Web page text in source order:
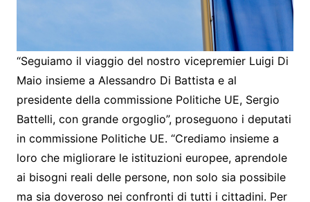
“Seguiamo il viaggio del nostro vicepremier Luigi Di
Maio insieme a Alessandro Di Battista e al
presidente della commissione Politiche UE, Sergio
Battelli, con grande orgoglio”, proseguono i deputati
in commissione Politiche UE. “Crediamo insieme a
loro che migliorare le istituzioni europee, aprendole
ai bisogni reali delle persone, non solo sia possibile
ma sia doveroso nei confronti di tutti i cittadini. Per